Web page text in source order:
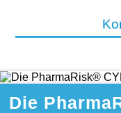
Die